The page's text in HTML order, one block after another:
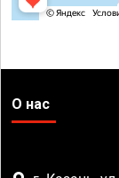
О нас